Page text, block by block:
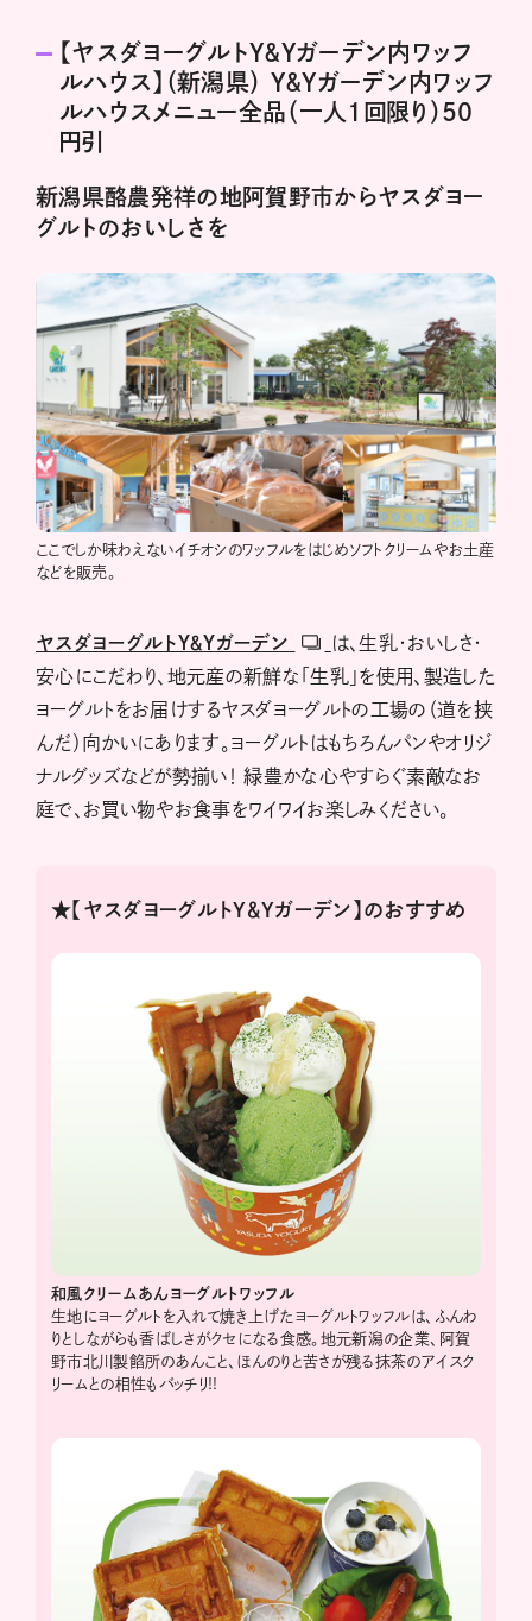
【ヤスダヨーグルトY＆Yガーデン内ワッフ
ルハウス】（新潟県） Y＆Yガーデン内ワッフ
ルハウスメニュー全品（一人1回限り）50
円引
新潟県酪農発祥の地阿賀野市からヤスダヨー
グルトのおいしさを
ここでしか味わえないイチオシのワッフルをはじめソフトクリームやお土産
などを販売。
ヤスダヨーグルトＹ＆Ｙガーデン
は、生乳・おいしさ・
安心にこだわり、地元産の新鮮な「生乳」を使用、製造した
ヨーグルトをお届けするヤスダヨーグルトの工場の（道を挟
んだ）向かいにあります。ヨーグルトはもちろんパンやオリジ
ナルグッズなどが勢揃い！ 緑豊かな心やすらぐ素敵なお
庭で、お買い物やお食事をワイワイお楽しみください。
★【ヤスダヨーグルトY＆Yガーデン】のおすすめ
和風クリームあんヨーグルトワッフル
生地にヨーグルトを入れて焼き上げたヨーグルトワッフルは、ふんわ
りとしながらも香ばしさがクセになる食感。地元新潟の企業、阿賀
野市北川製餡所のあんこと、ほんのりと苦さが残る抹茶のアイスク
リームとの相性もバッチリ!!